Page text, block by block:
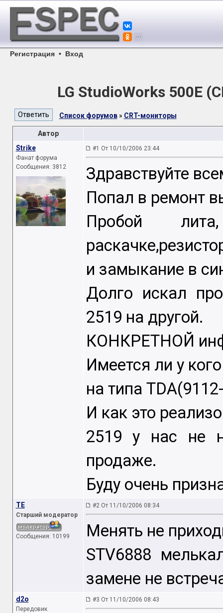
Регистрация • Вход
LG StudioWorks 500E
Список форумов» CRT-мониторы
Автор
Strike
Фанат форума
Сообщения: 3812
#1 От 10/10/2006 23:44
Здравствуйте
Попал в ремонт
Пробой
и замыкание в
Долго искал
2519 на другой.
КОНКРЕТНОЙ
Имеется ли у
на типа
И как это
2519 у нас не
продаже.
Буду очень
TE
Старший модератор
Сообщения: 10199
#2 От 11/10/2006 08:34
Менять не
STV6888
замене не
d2o
Передовик
#3 От 11/10/2006 08:43